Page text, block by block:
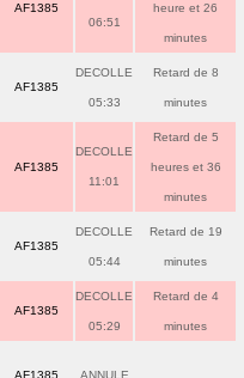
AF1385
06:51
heure et 26
minutes
AF1385
DECOLLE
05:33
Retard de 8
minutes
AF1385
DECOLLE
11:01
Retard de 5
heures et 36
minutes
AF1385
DECOLLE
05:44
Retard de 19
minutes
AF1385
DECOLLE
05:29
Retard de 4
minutes
AF1385 ANNULE